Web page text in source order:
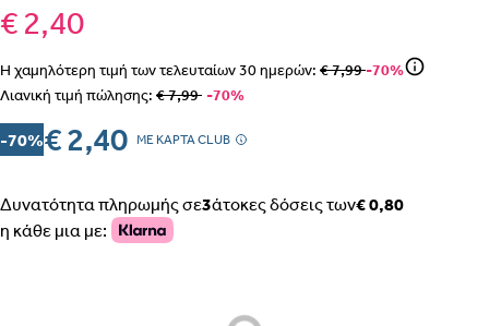
€ 2,40
Η χαμηλότερη τιμή των τελευταίων30ημερών: € 7,99-70%
Λιανική τιμή πώλησης: € 7,99 -70%
-70%€ 2,40 MΕ ΚΑΡΤΑ CLUB
Δυνατότητα πληρωμής σε3άτοκες δόσεις των€ 0,80
η κάθε μια με:
ΒΗΜΑ 1
ΒΗΜΑ 2